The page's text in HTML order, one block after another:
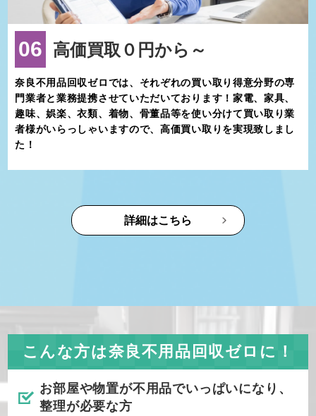
06 高価買取０円から～
奈良不用品回収ゼロでは、それぞれの買い取り得意分野の専
門業者と業務提携させていただいております！家電、家具、
趣味、娯楽、衣類、着物、骨董品等を使い分けて買い取り業
者様がいらっしゃいますので、高価買い取りを実現致しまし
た！
詳細はこちら
こんな方は奈良不用品回収ゼロに！
お部屋や物置が不用品でいっぱいになり、
整理が必要な方